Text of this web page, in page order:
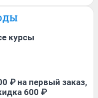
курсы
₽ на первый заказ,
600 ₽